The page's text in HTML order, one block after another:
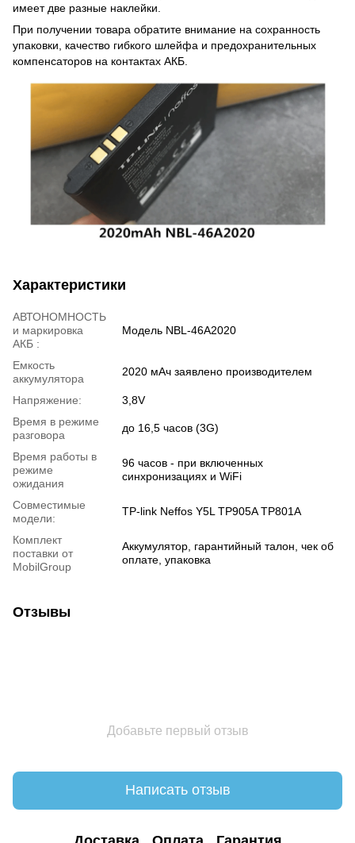
имеет две разные наклейки.
При получении товара обратите внимание на сохранность
упаковки, качество гибкого шлейфа и предохранительных
компенсаторов на контактах АКБ.
Характеристики
АВТОНОМНОСТЬ
и маркировка
АКБ :
Модель NBL-46A2020
Емкость
аккумулятора
2020 мАч заявлено производителем
Напряжение:
3,8V
Время в режиме
разговора
до 16,5 часов (3G)
Время работы в
режиме
ожидания
96 часов - при включенных
синхронизациях и WiFi
Совместимые
модели:
TP-link Neffos Y5L TP905A TP801A
Комплект
поставки от
MobilGroup
Аккумулятор, гарантийный талон, чек об
оплате, упаковка
Отзывы
Добавьте первый отзыв
Написать отзыв